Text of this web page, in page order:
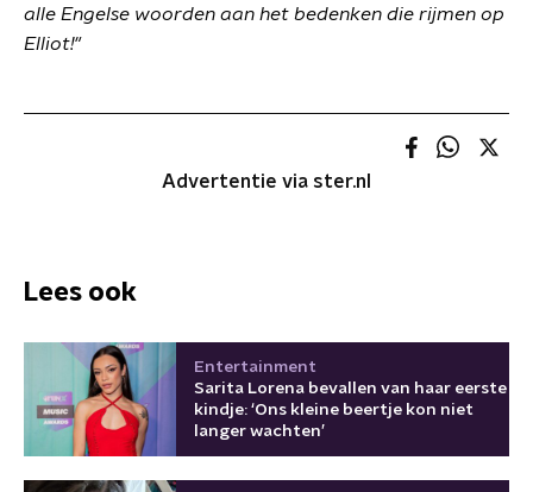
alle Engelse woorden aan het bedenken die rijmen op
Elliot!"
Advertentie via ster.nl
Lees ook
Entertainment
Sarita Lorena bevallen van haar eerste
kindje: ‘Ons kleine beertje kon niet
langer wachten’